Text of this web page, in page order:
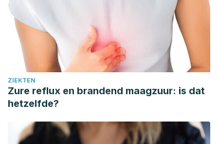
ZIEKTEN
Zure reflux en brandend maagzuur: is dat
hetzelfde?